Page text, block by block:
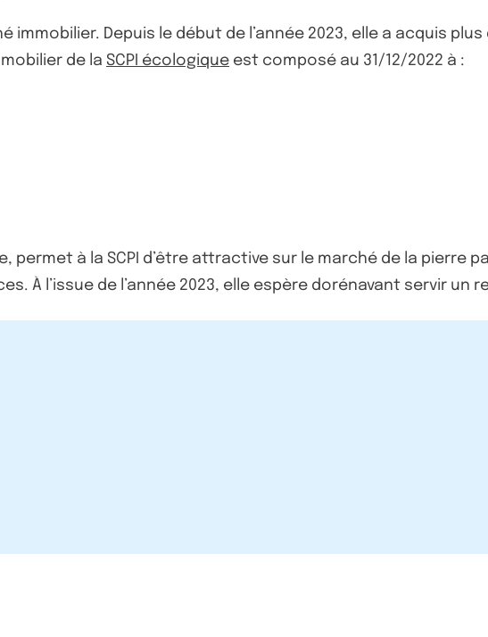
immobilier. Depuis le début de l’année 2023, elle a acquis plus
de la SCPI écologique est composé au 31/12/2022 à :
à la SCPI d’être attractive sur le marché de la pierre
À l’issue de l’année 2023, elle espère dorénavant servir un